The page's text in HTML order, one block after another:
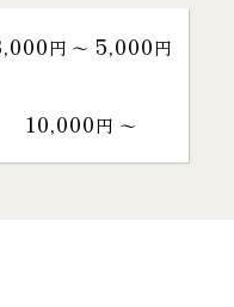
円 〜 5,000円
10,000円 〜